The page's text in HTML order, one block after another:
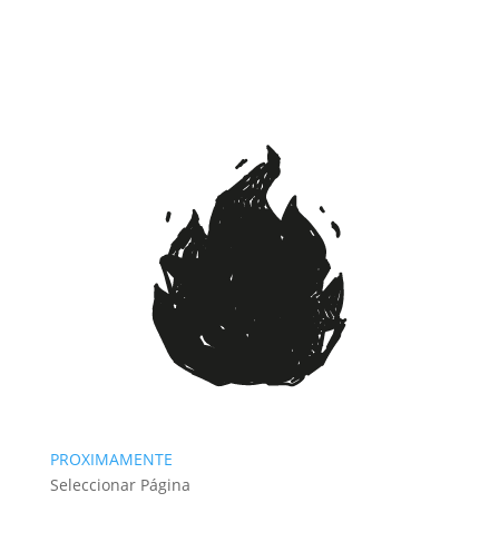
PROXIMAMENTE
Seleccionar Página